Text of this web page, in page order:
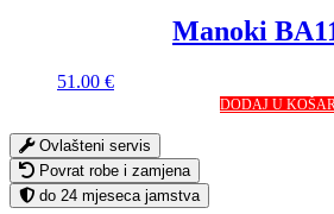
Manoki
51.00 €
DODAJ U
Ovlašteni servis
Povrat robe i zamjena
do 24 mjeseca jamstva